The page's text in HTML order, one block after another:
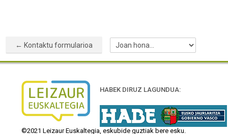
← Kontaktu formularioa
Joan
hona...
HABEK DIRUZ LAGUNDUA:
©2021 Leizaur Euskaltegia, eskubide guztiak bere esku.